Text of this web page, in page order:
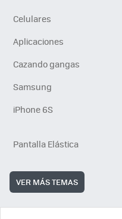
Celulares
Aplicaciones
Cazando gangas
Samsung
iPhone 6S
Pantalla Elástica
VER MÁS TEMAS